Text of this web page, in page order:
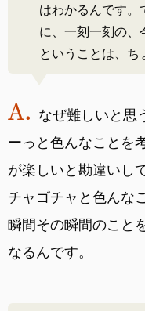
はわかるんです。
に、一刻一刻の、
ということは、ち
なぜ難しいと思
ーっと色んなことを
が楽しいと勘違いし
チャゴチャと色んな
瞬間その瞬間のこと
なるんです。